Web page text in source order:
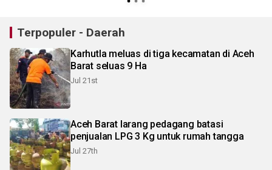
Terpopuler - Daerah
Karhutla meluas di tiga kecamatan di Aceh
Barat seluas 9 Ha
Jul 21st
Aceh Barat larang pedagang batasi
penjualan LPG 3 Kg untuk rumah tangga
Jul 27th